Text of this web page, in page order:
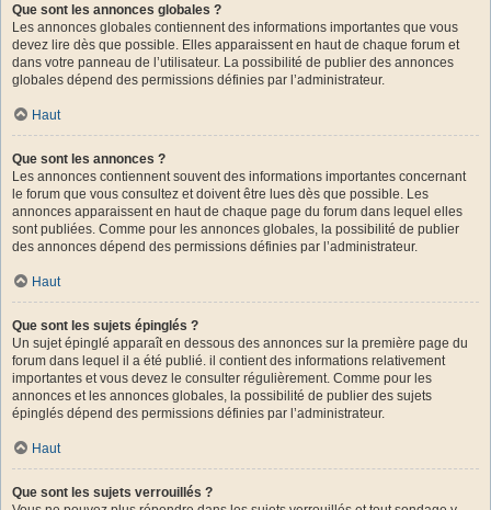
Que sont les annonces globales ?
Les annonces globales contiennent des informations importantes que vous
devez lire dès que possible. Elles apparaissent en haut de chaque forum et
dans votre panneau de l’utilisateur. La possibilité de publier des annonces
globales dépend des permissions définies par l’administrateur.
Haut
Que sont les annonces ?
Les annonces contiennent souvent des informations importantes concernant
le forum que vous consultez et doivent être lues dès que possible. Les
annonces apparaissent en haut de chaque page du forum dans lequel elles
sont publiées. Comme pour les annonces globales, la possibilité de publier
des annonces dépend des permissions définies par l’administrateur.
Haut
Que sont les sujets épinglés ?
Un sujet épinglé apparaît en dessous des annonces sur la première page du
forum dans lequel il a été publié. il contient des informations relativement
importantes et vous devez le consulter régulièrement. Comme pour les
annonces et les annonces globales, la possibilité de publier des sujets
épinglés dépend des permissions définies par l’administrateur.
Haut
Que sont les sujets verrouillés ?